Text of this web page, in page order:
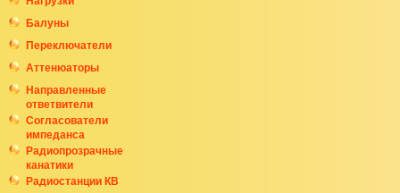
Балуны
Переключатели
Аттенюаторы
Направленные
ответвители
Согласователи
импеданса
Радиопрозрачные
канатики
Радиостанции КВ